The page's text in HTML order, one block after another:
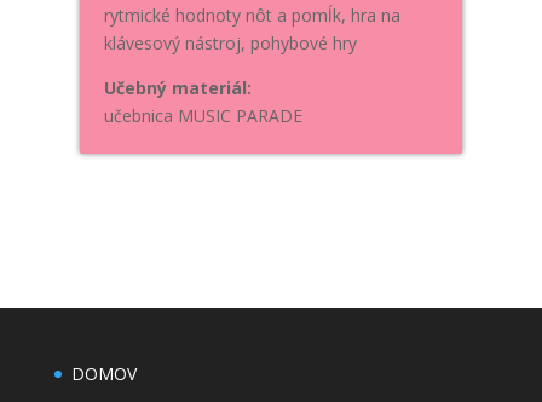
rytmické hodnoty nôt a pomĺk, hra na
klávesový nástroj, pohybové hry
Učebný materiál:
učebnica MUSIC PARADE
DOMOV